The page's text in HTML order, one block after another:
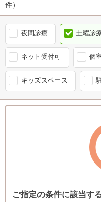
件）
夜間診療 土曜診
ネット受付可 個
キッズスペース
ご指定の条件に該当す